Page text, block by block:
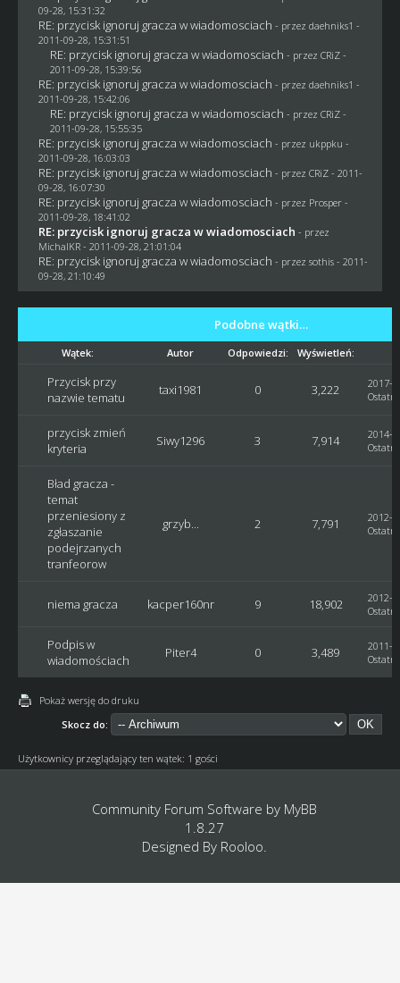
09-28, 15:31:32
RE: przycisk ignoruj gracza w wiadomosciach - przez daehniks1 -
2011-09-28, 15:31:51
RE: przycisk ignoruj gracza w wiadomosciach - przez CRiZ-
2011-09-28, 15:39:56
RE: przycisk ignoruj gracza w wiadomosciach - przez daehniks1 -
2011-09-28, 15:42:06
RE: przycisk ignoruj gracza w wiadomosciach - przez CRiZ-
2011-09-28, 15:55:35
RE: przycisk ignoruj gracza w wiadomosciach - przez ukppku -
2011-09-28, 16:03:03
RE: przycisk ignoruj gracza w wiadomosciach - przez CRiZ- 2011-
09-28, 16:07:30
RE: przycisk ignoruj gracza w wiadomosciach - przez Prosper-
2011-09-28, 18:41:02
RE: przycisk ignoruj gracza w wiadomosciach - przez
MichalKR- 2011-09-28, 21:01:04
RE: przycisk ignoruj gracza w wiadomosciach - przez sothis- 2011-
09-28, 21:10:49
Podobne wątki…
Wątek: Autor Odpowiedzi: Wyświetleń:
Przycisk przy
nazwie tematu
taxi1981 0 3,222
2017-
przycisk zmień
kryteria
Siwy1296 3 7,914
2014-
Bład gracza -
temat
przeniesiony z
zgłaszanie
podejrzanych
tranfeorow
grzyb... 2 7,791
2012-
niema gracza kacper160nr 9 18,902
2012-
Podpis w
wiadomościach
Piter4 0 3,489
2011-
Pokaż wersję do druku
Skocz do:
Użytkownicy przeglądający ten wątek: 1 gości
Community Forum Software by MyBB
1.8.27
Designed By Rooloo